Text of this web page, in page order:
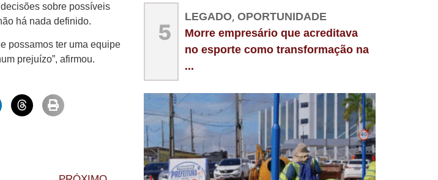
sobre possíveis
há nada definido.
possamos ter uma equipe
prejuízo”, afirmou.
5
LEGADO, OPORTUNIDADE
Morre empresário que acreditava
no esporte como transformação na
...